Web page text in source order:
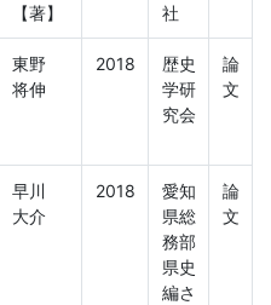
【著】
社
東野
将伸
2018
歴史
学研
究会
論
文
早川
大介
2018
愛知
県総
務部
県史
編さ
論
文